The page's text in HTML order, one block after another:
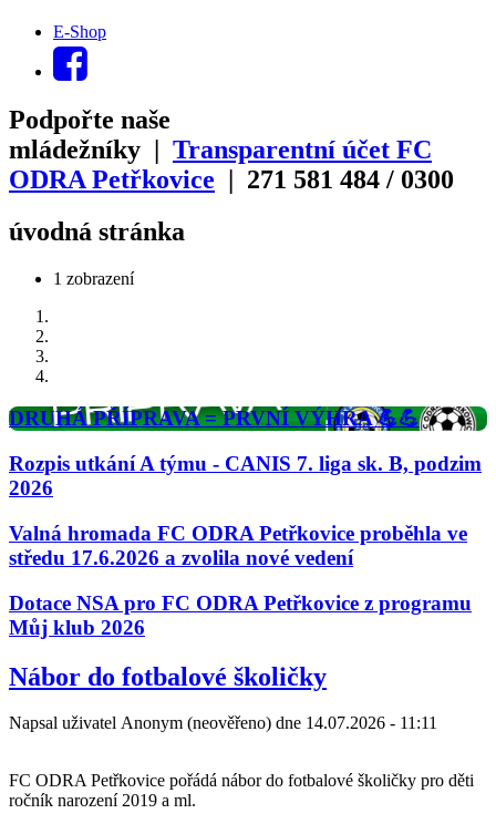
E-Shop
Podpořte naše
mládežníky | Transparentní účet FC
ODRA Petřkovice | 271 581 484 / 0300
úvodná stránka
1 zobrazení
DRUHÁ PŘÍPRAVA = PRVNÍ VÝHRA 💪💪
Rozpis utkání A týmu - CANIS 7. liga sk. B, podzim
2026
Valná hromada FC ODRA Petřkovice proběhla ve
středu 17.6.2026 a zvolila nové vedení
Dotace NSA pro FC ODRA Petřkovice z programu
Můj klub 2026
Predchádzajúci
Nasledujúci
Nábor do fotbalové školičky
Napsal uživatel Anonym (neověřeno) dne 14.07.2026 - 11:11
FC ODRA Petřkovice pořádá nábor do fotbalové školičky pro děti
ročník narození 2019 a ml.